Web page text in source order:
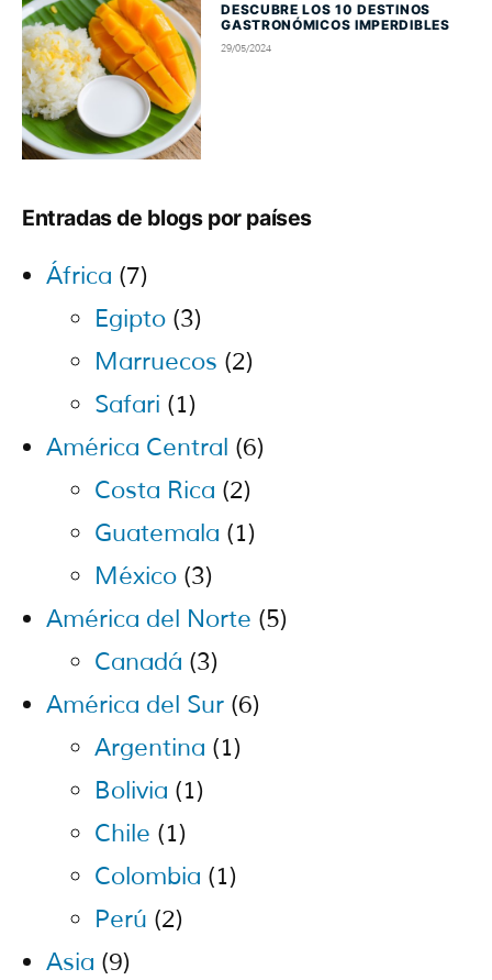
DESCUBRE LOS 10 DESTINOS
GASTRONÓMICOS IMPERDIBLES
29/05/2024
Entradas de blogs por países
África (7)
Egipto (3)
Marruecos (2)
Safari (1)
América Central (6)
Costa Rica (2)
Guatemala (1)
México (3)
América del Norte (5)
Canadá (3)
América del Sur (6)
Argentina (1)
Bolivia (1)
Chile (1)
Colombia (1)
Perú (2)
Asia (9)